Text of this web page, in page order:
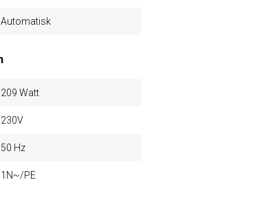
Automatisk
209 Watt
230V
50 Hz
1N~/PE